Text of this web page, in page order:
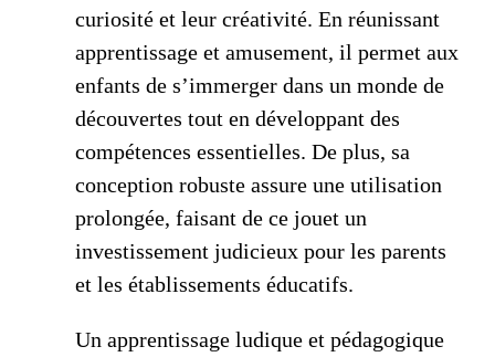
curiosité et leur créativité. En réunissant
apprentissage et amusement, il permet aux
enfants de s’immerger dans un monde de
découvertes tout en développant des
compétences essentielles. De plus, sa
conception robuste assure une utilisation
prolongée, faisant de ce jouet un
investissement judicieux pour les parents
et les établissements éducatifs.
Un apprentissage ludique et pédagogique